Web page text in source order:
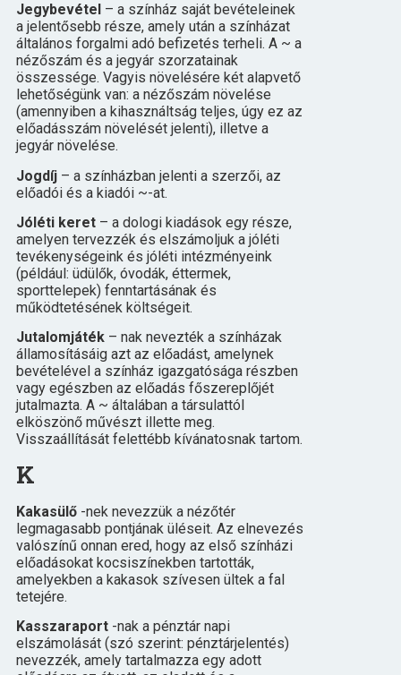
Jegybevétel – a színház saját bevételeinek
a jelentősebb része, amely után a színházat
általános forgalmi adó befizetés terheli. A ~ a
nézőszám és a jegyár szorzatainak
összessége. Vagyis növelésére két alapvető
lehetőségünk van: a nézőszám növelése
(amennyiben a kihasználtság teljes, úgy ez az
előadásszám növelését jelenti), illetve a
jegyár növelése.
Jogdíj– a színházban jelenti a szerzői, az
előadói és a kiadói ~-at.
Jóléti keret – a dologi kiadások egy része,
amelyen tervezzék és elszámoljuk a jóléti
tevékenységeink és jóléti intézményeink
(például: üdülők, óvodák, éttermek,
sporttelepek) fenntartásának és
működtetésének költségeit.
Jutalomjáték – nak nevezték a színházak
államosításáig azt az előadást, amelynek
bevételével a színház igazgatósága részben
vagy egészben az előadás főszereplőjét
jutalmazta. A ~ általában a társulattól
elköszönő művészt illette meg.
Visszaállítását felettébb kívánatosnak tartom.
K
Kakasülő -nek nevezzük a nézőtér
legmagasabb pontjának üléseit. Az elnevezés
valószínű onnan ered, hogy az első színházi
előadásokat kocsiszínekben tartották,
amelyekben a kakasok szívesen ültek a fal
tetejére.
Kasszaraport -nak a pénztár napi
elszámolását (szó szerint: pénztárjelentés)
nevezzék, amely tartalmazza egy adott